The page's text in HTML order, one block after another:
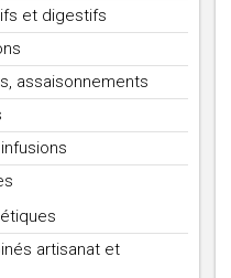
et digestifs
assaisonnements
artisanat et